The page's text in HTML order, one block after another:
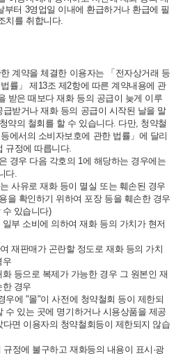
터 3영업일 이내에 환급하거나 환급에 필
치를 취합니다.
계약을 체결한 이용자는 「전자상거래 등
률」 제13조 제2항에 따른 계약내용에 관
받은 때보다 재화 등의 공급이 늦게 이루
받거나 재화 등의 공급이 시작된 날을 말
약의 철회를 할 수 있습니다. 다만, 청약철
에서의 소비자보호에 관한 법률」에 달리
규정에 따릅니다.
경우 다음 각호의 1에 해당하는 경우에는
다.
사유로 재화 등이 멸실 또는 훼손된 경우
을 확인하기 위하여 포장 등을 훼손한 경우
있습니다)
부 소비에 의하여 재화 등의 가치가 현저
재판매가 곤란할 정도로 재화 등의 가치
우
등으로 복제가 가능한 경우 그 원본인 재
한 경우
우에 "몰"이 사전에 청약철회 등이 제한되
수 있는 곳에 명기하거나 시용상품을 제공
면 이용자의 청약철회등이 제한되지 않습
정에 불구하고 재화등의 내용이 표시·광